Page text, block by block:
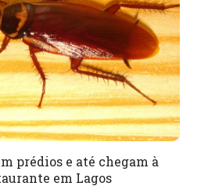
prédios e até chegam à
em Lagos